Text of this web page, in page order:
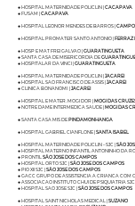
● HOSPITAL MATERNIDADE POLICLIN |CACAPAVA
● FUSAM |CACAPAVA
● HOSPITAL LEONOR MENDES DE BARROS |
● HOSPITAL PROMATER SANTO ANTONIO |FERRAZ
● HOSP E MAT FREI GALVAO |GUARATINGUETA
● SANTA CASA DE MISERICORDIA DE
● HOSPITALAR DA VINCI |GUARATINGUETA
● HOSPITAL MATERNIDADE POLICLIN |JACAREI
● HOSPITAL SAO FRANCISCO DE ASSIS |JACAREI
● CLINICA BONANOMI |JACAREI
● HOSPITAL E MATER. MOGI DOR |MOGI DAS
● NOTRE DAME INTERMEDICA SAUDE |MOGI DAS
● SANTA CASA MIS DEPINDAMONHANGA
● HOSPITAL GABRIEL CIANFLONE |SANTA ISABEL
● HOSPITAL MATERNIDADE POLICLIN – SJC |SÃO
● HOSPITAL MATERNO INFANTIL ANTONINHO DA
● PRONTIL SÃO JOSE DOS CAMPOS
● HOSPITAL ORTO SJC |SÃO JOSE DOS CAMPOS
● PIO XII SJC |SÃO JOSE DOS CAMPOS
● GACC GRUPO DE ASSISTENCIA A CRIANCA COM
● ASSOCIACAO INSTITUTO CHUI DE PSIQUIATRIA SJC
● HOSPITAL SAO JOSE SJC |SÃO JOSE DOS CAMPOS
● HOSPITAL SAINT NICHOLAS MEDICAL |SUZANO